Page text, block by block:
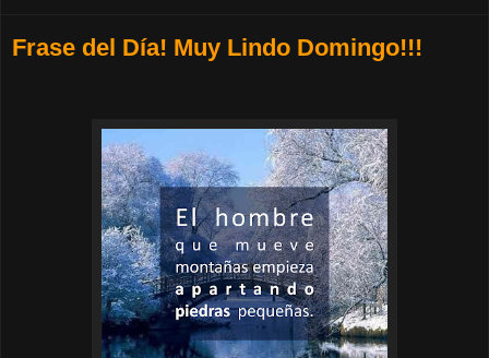
Frase del Día! Muy Lindo Domingo!!!